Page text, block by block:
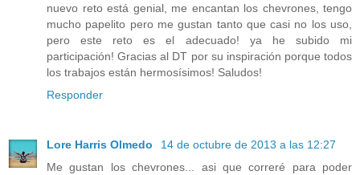
nuevo reto está genial, me encantan los chevrones, tengo
mucho papelito pero me gustan tanto que casi no los uso,
pero este reto es el adecuado! ya he subido mi
participación! Gracias al DT por su inspiración porque todos
los trabajos están hermosísimos! Saludos!
Responder
Lore Harris Olmedo
14 de octubre de 2013 a las 12:27
Me gustan los chevrones... asi que correré para poder